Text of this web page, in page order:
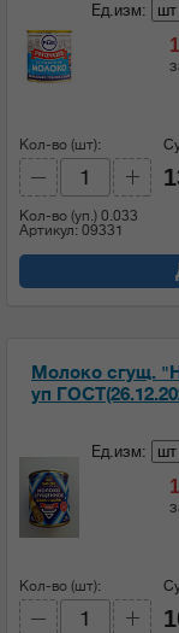
Ед.изм:
Кол-во (шт):
Кол-во (уп.) 0.033
Артикул: 09331
Молоко сгущ.
уп
Ед.изм:
Кол-во (шт):